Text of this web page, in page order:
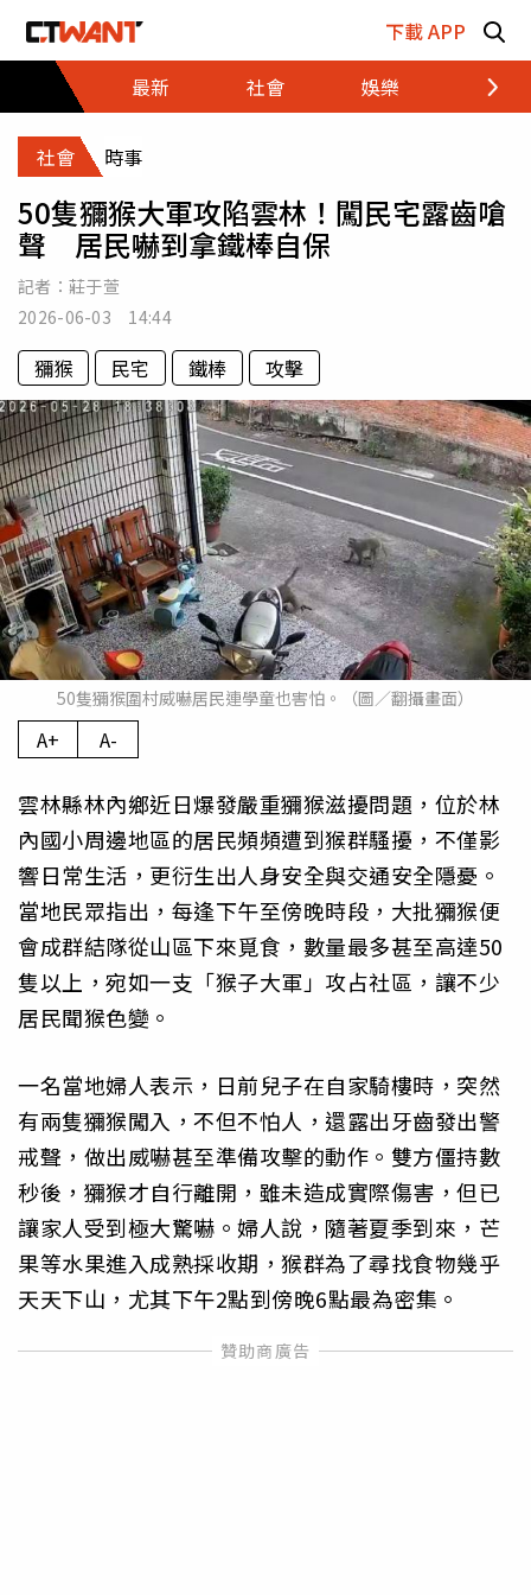
下載 APP
最新
社會 娛樂 財經
社會 時事
50隻獼猴大軍攻陷雲林！闖民宅露齒嗆
聲 居民嚇到拿鐵棒自保
記者： 莊于萱
2026-06-03 14:44
獼猴 民宅 鐵棒 攻擊
50隻獼猴圍村威嚇居民連學童也害怕。（圖／翻攝畫面）
A+ A-
雲林縣林內鄉近日爆發嚴重獼猴滋擾問題，位於林
內國小周邊地區的居民頻頻遭到猴群騷擾，不僅影
響日常生活，更衍生出人身安全與交通安全隱憂。
當地民眾指出，每逢下午至傍晚時段，大批獼猴便
會成群結隊從山區下來覓食，數量最多甚至高達50
隻以上，宛如一支「猴子大軍」攻占社區，讓不少
居民聞猴色變。
一名當地婦人表示，日前兒子在自家騎樓時，突然
有兩隻獼猴闖入，不但不怕人，還露出牙齒發出警
戒聲，做出威嚇甚至準備攻擊的動作。雙方僵持數
秒後，獼猴才自行離開，雖未造成實際傷害，但已
讓家人受到極大驚嚇。婦人說，隨著夏季到來，芒
果等水果進入成熟採收期，猴群為了尋找食物幾乎
天天下山，尤其下午2點到傍晚6點最為密集。